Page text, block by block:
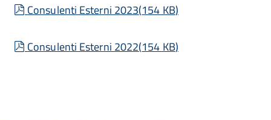
pdf
Consulenti Esterni 2023(154 KB)
pdf
Consulenti Esterni 2022(154 KB)